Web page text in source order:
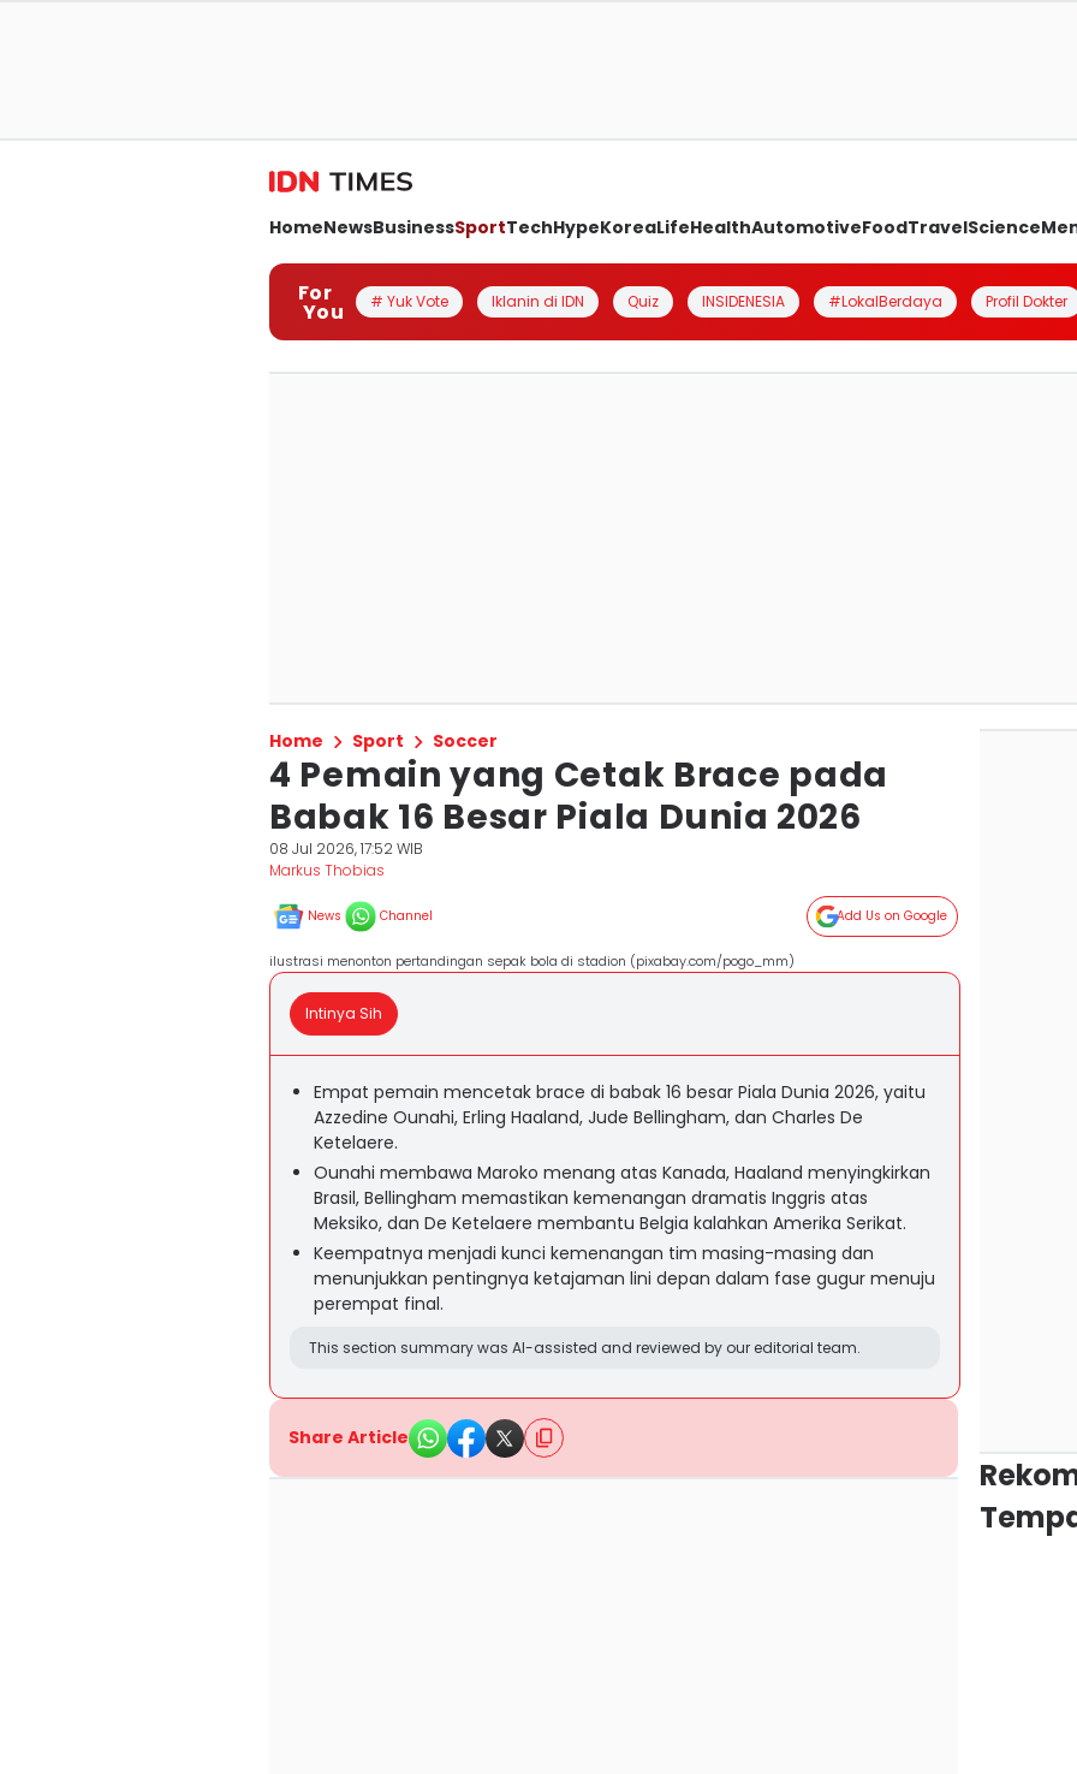
HomeNewsBusinessSportTechHypeKoreaLifeHealthAutomotiveFoodTravelScience
For
You # Yuk Vote Iklanin di IDN Quiz INSIDENESIA #LokalBerdaya Profil Dokter
Home Sport Soccer
4 Pemain yang Cetak Brace pada
Babak 16 Besar Piala Dunia 2026
08 Jul 2026, 17:52 WIB
Markus Thobias
News Channel Add Us on Google
ilustrasi menonton pertandingan sepak bola di stadion (pixabay.com/pogo_mm)
Intinya Sih
Empat pemain mencetak brace di babak 16 besar Piala Dunia 2026, yaitu
Azzedine Ounahi, Erling Haaland, Jude Bellingham, dan Charles De
Ketelaere.
Ounahi membawa Maroko menang atas Kanada, Haaland menyingkirkan
Brasil, Bellingham memastikan kemenangan dramatis Inggris atas
Meksiko, dan De Ketelaere membantu Belgia kalahkan Amerika Serikat.
Keempatnya menjadi kunci kemenangan tim masing-masing dan
menunjukkan pentingnya ketajaman lini depan dalam fase gugur menuju
perempat final.
This section summary was AI-assisted and reviewed by our editorial team.
Share Article